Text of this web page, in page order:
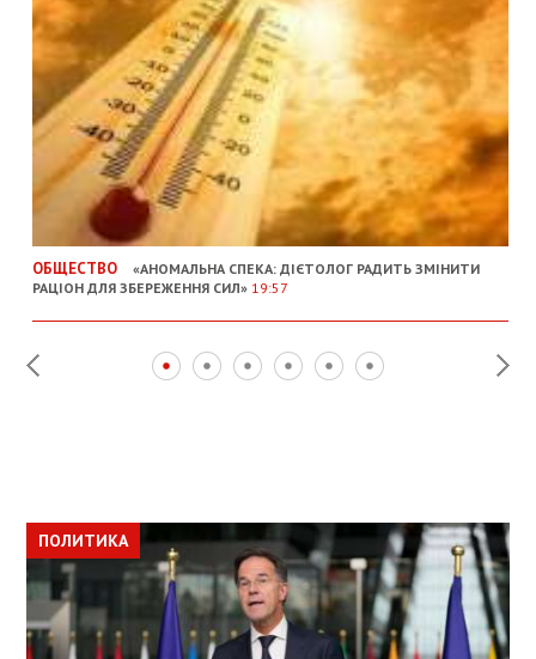
ОБЩЕСТВО
«АНОМАЛЬНА СПЕКА: ДІЄТОЛОГ РАДИТЬ ЗМІНИТИ
РАЦІОН ДЛЯ ЗБЕРЕЖЕННЯ СИЛ» 19:57
ПОЛИТИКА
ПОЛИТИКА
ОБЩЕСТВО
ПОЛИТИКА
ЭКОНОМИКА